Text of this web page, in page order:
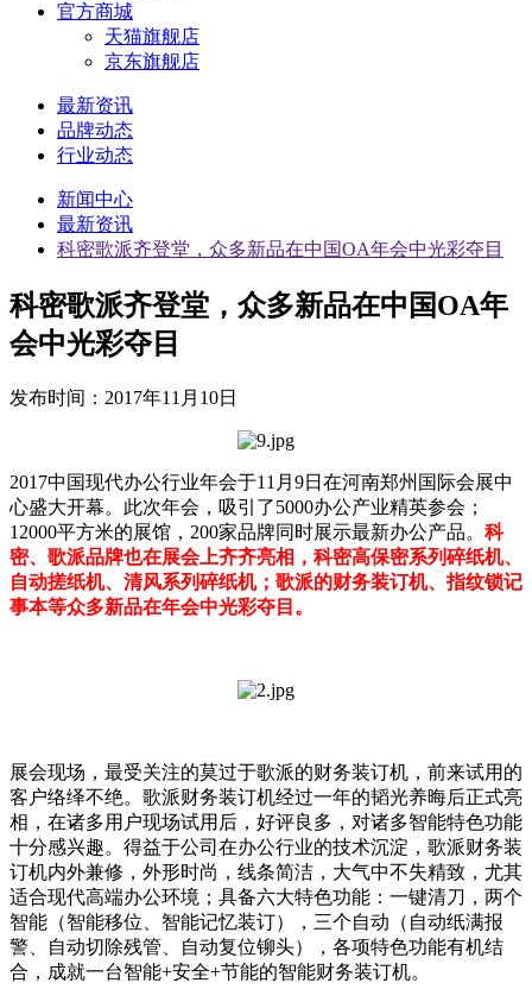
官方商城
天猫旗舰店
京东旗舰店
最新资讯
品牌动态
行业动态
新闻中心
最新资讯
科密歌派齐登堂，众多新品在中国OA年会中光彩夺目
科密歌派齐登堂，众多新品在中国OA年
会中光彩夺目
发布时间： 2017年11月10日
2017中国现代办公行业年会于11月9日在河南郑州国际会展中
心盛大开幕。此次年会，吸引了5000办公产业精英参会；
12000平方米的展馆，200家品牌同时展示最新办公产品。 科
密、歌派品牌也在展会上齐齐亮相，科密高保密系列碎纸机、
自动搓纸机、清风系列碎纸机；歌派的财务装订机、指纹锁记
事本等众多新品在年会中光彩夺目。
展会现场，最受关注的莫过于歌派的财务装订机，前来试用的
客户络绎不绝。歌派财务装订机经过一年的韬光养晦后正式亮
相，在诸多用户现场试用后，好评良多，对诸多智能特色功能
十分感兴趣。得益于公司在办公行业的技术沉淀，歌派财务装
订机内外兼修，外形时尚，线条简洁，大气中不失精致，尤其
适合现代高端办公环境；具备六大特色功能：一键清刀，两个
智能（智能移位、智能记忆装订），三个自动（自动纸满报
警、自动切除残管、自动复位铆头），各项特色功能有机结
合，成就一台智能+安全+节能的智能财务装订机。